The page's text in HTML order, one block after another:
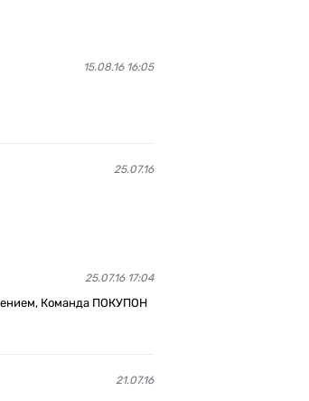
15.08.16 16:05
25.07.16
25.07.16 17:04
Команда ПОКУПОН
21.07.16